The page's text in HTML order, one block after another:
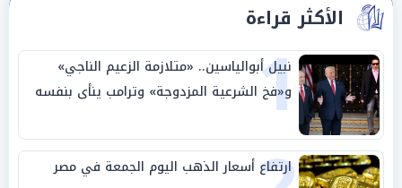
الأكثر قراءة
1
نبيل أبوالياسين.. «متلازمة الزعيم الناجي»
و«فخ الشرعية المزدوجة» وترامب ينأى بنفسه
وحليفه في «ميتم استراتيجي»
ارتفاع أسعار الذهب اليوم الجمعة في مصر